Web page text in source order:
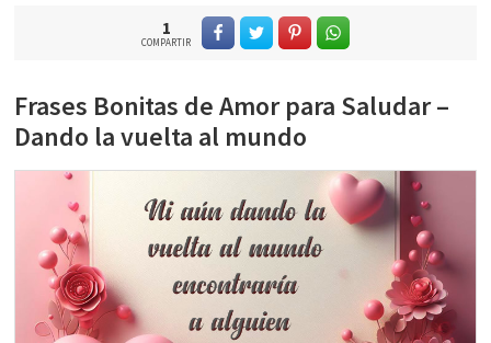
1
COMPARTIR
Frases Bonitas de Amor para Saludar –
Dando la vuelta al mundo